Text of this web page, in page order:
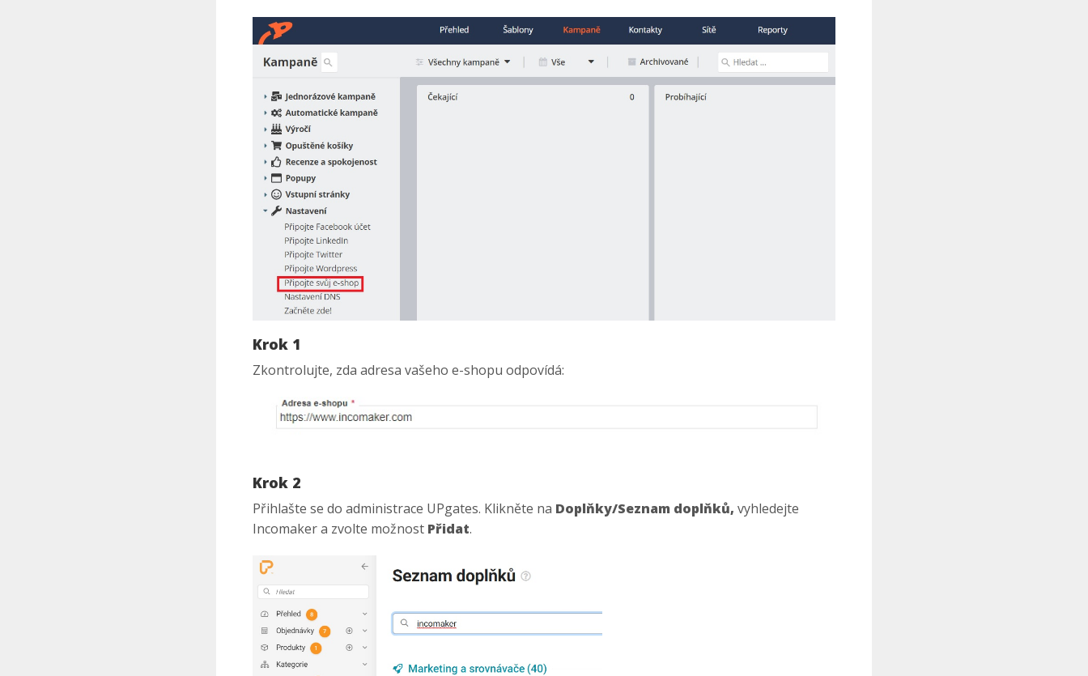
Krok 1
Zkontrolujte, zda adresa vašeho e-shopu odpovídá:
Krok 2
Přihlašte se do administrace UPgates. Klikněte na Doplňky/Seznam doplňků, vyhledejte
Incomaker a zvolte možnost Přidat.